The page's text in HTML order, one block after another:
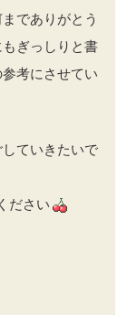
でありがとう
ぎっしりと書
考にさせてい
ていきたいで
ださい